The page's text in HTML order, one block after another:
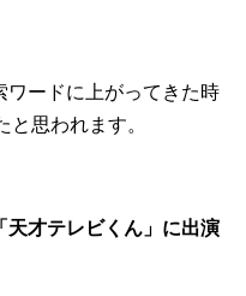
ワードに上がってきた時
思われます。
天才テレビくん」に出演